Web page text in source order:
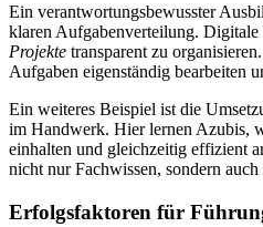
Ein verantwortungsbewusster
klaren Aufgabenverteilung.
Projekte transparent zu
Aufgaben eigenständig bearbeiten
Ein weiteres Beispiel ist die
im Handwerk. Hier lernen Azubis,
einhalten und gleichzeitig effizient
nicht nur Fachwissen, sondern
Erfolgsfaktoren für